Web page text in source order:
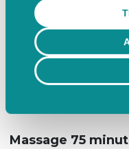
kr). Bor du på
rabatt på
rumsnummer i
Massage 75